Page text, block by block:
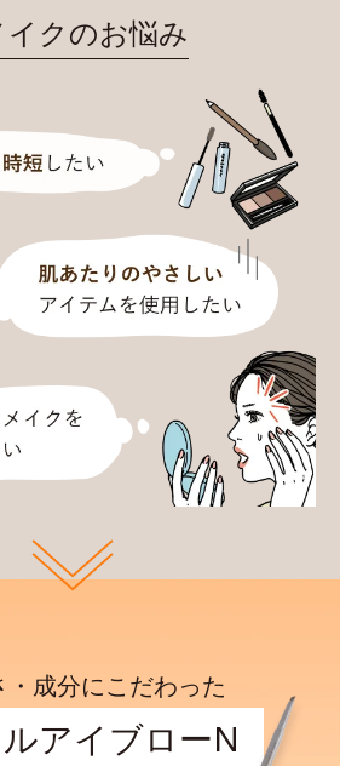
イクのお悩み
・成分にこだわった
アイブローN